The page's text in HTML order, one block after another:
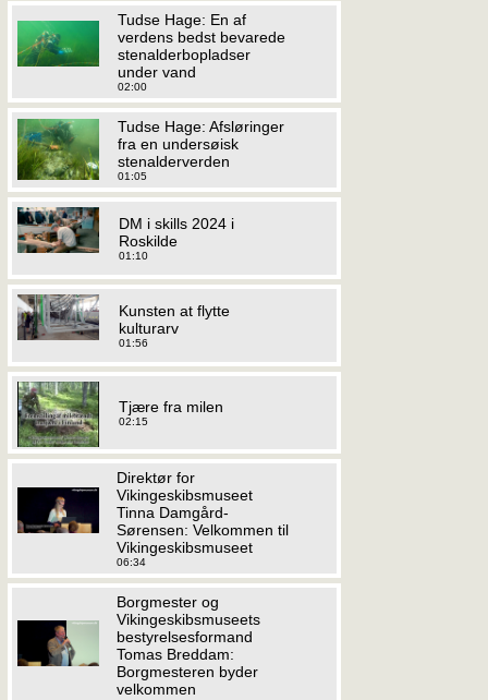
Tudse Hage: En af
verdens bedst bevarede
stenalderbopladser
under vand
02:00
Tudse Hage: Afsløringer
fra en undersøisk
stenalderverden
01:05
DM i skills 2024 i
Roskilde
01:10
Kunsten at flytte
kulturarv
01:56
Tjære fra milen
02:15
Direktør for
Vikingeskibsmuseet
Tinna Damgård-
Sørensen: Velkommen til
Vikingeskibsmuseet
06:34
Borgmester og
Vikingeskibsmuseets
bestyrelsesformand
Tomas Breddam:
Borgmesteren byder
velkommen